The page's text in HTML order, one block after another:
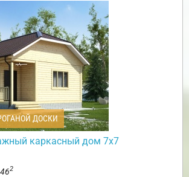
ДОСКИ
каркасный дом 7х7
2